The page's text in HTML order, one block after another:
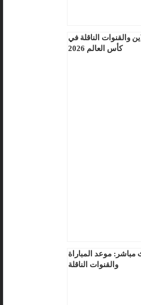
والقنوات الناقلة في
كأس العالم 2026
مباشر: موعد المباراة
والقنوات الناقلة